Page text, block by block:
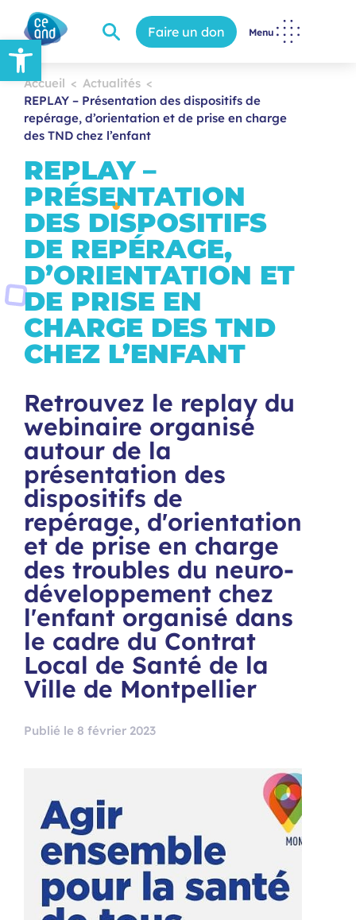
Ouvrir la barre d’outils Faire un don Menu
Accueil
Actualités
REPLAY – Présentation des dispositifs de
repérage, d’orientation et de prise en charge
des TND chez l’enfant
REPLAY –
PRÉSENTATION
DES DISPOSITIFS
DE REPÉRAGE,
D’ORIENTATION ET
DE PRISE EN
CHARGE DES TND
CHEZ L’ENFANT
Retrouvez le replay du
webinaire organisé
autour de la
présentation des
dispositifs de
repérage, d'orientation
et de prise en charge
des troubles du neuro-
développement chez
l'enfant organisé dans
le cadre du Contrat
Local de Santé de la
Ville de Montpellier
Publié le 8 février 2023